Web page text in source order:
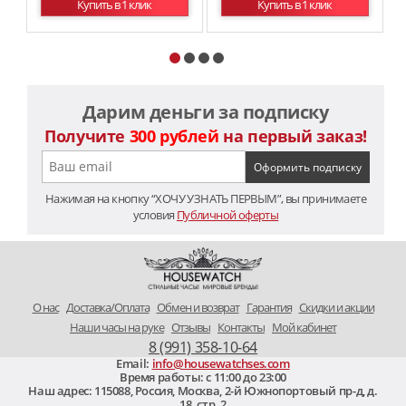
Купить в 1 клик
Купить в 1 клик
Дарим деньги за подписку
Получите 300 рублей на первый заказ!
Нажимая на кнопку “ХОЧУ УЗНАТЬ ПЕРВЫМ”, вы принимаете
условия Публичной оферты
O нас Доставка/Оплата Обмен и возврат Гарантия Скидки и акции
Наши часы на руке Отзывы Контакты Мой кабинет
8 (991) 358-10-64
Email: info@housewatchses.com
Время работы: c 11:00 до 23:00
Наш адрес: 115088, Россия, Москва 2-й Южнопортовый пр-д, д.